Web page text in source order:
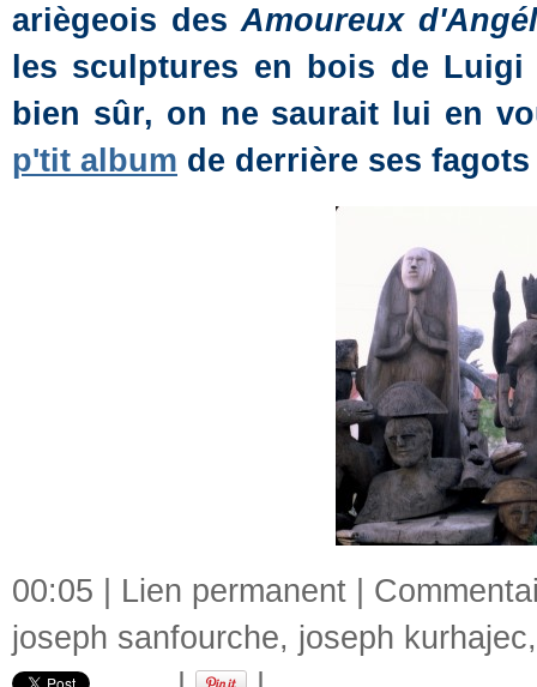
ariègeois desAmoureux
les sculptures en bois de
bien sûr, on ne saurait lui en
p'tit album de derrière ses
00:05 | Lien permanent
joseph sanfourche, joseph kurhajec